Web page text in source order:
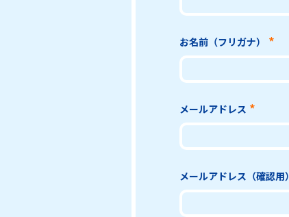
お名前（フリガナ）
メールアドレス
メールアドレス（確認用）